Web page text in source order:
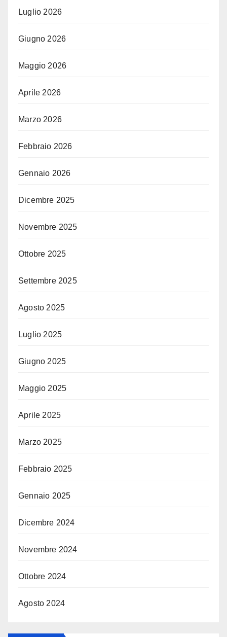
Luglio 2026
Giugno 2026
Maggio 2026
Aprile 2026
Marzo 2026
Febbraio 2026
Gennaio 2026
Dicembre 2025
Novembre 2025
Ottobre 2025
Settembre 2025
Agosto 2025
Luglio 2025
Giugno 2025
Maggio 2025
Aprile 2025
Marzo 2025
Febbraio 2025
Gennaio 2025
Dicembre 2024
Novembre 2024
Ottobre 2024
Agosto 2024